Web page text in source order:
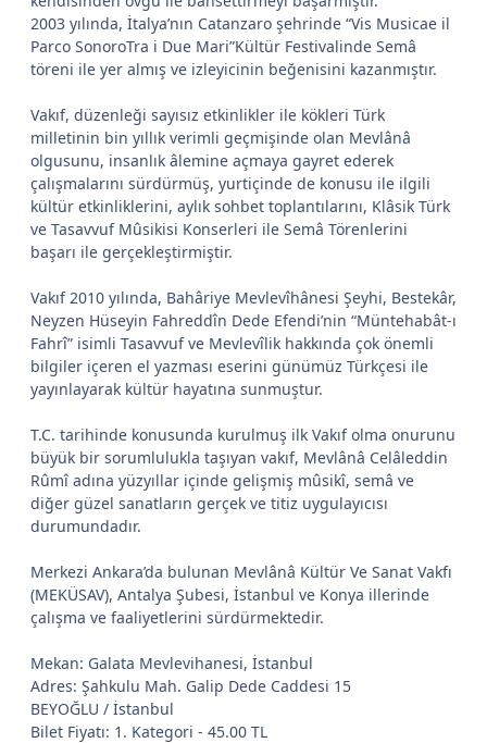
2003 yılında, İtalya’nın Catanzaro şehrinde “Vis Musicae il
Parco SonoroTra i Due Mari”Kültür Festivalinde Semâ
töreni ile yer almış ve izleyicinin beğenisini kazanmıştır.
Vakıf, düzenleği sayısız etkinlikler ile kökleri Türk
milletinin bin yıllık verimli geçmişinde olan Mevlânâ
olgusunu, insanlık âlemine açmaya gayret ederek
çalışmalarını sürdürmüş, yurtiçinde de konusu ile ilgili
kültür etkinliklerini, aylık sohbet toplantılarını, Klâsik Türk
ve Tasavvuf Mûsikisi Konserleri ile Semâ Törenlerini
başarı ile gerçekleştirmiştir.
Vakıf 2010 yılında, Bahâriye Mevlevîhânesi Şeyhi, Bestekâr,
Neyzen Hüseyin Fahreddîn Dede Efendi’nin “Müntehabât-ı
Fahrî” isimli Tasavvuf ve Mevlevîlik hakkında çok önemli
bilgiler içeren el yazması eserini günümüz Türkçesi ile
yayınlayarak kültür hayatına sunmuştur.
T.C. tarihinde konusunda kurulmuş ilk Vakıf olma onurunu
büyük bir sorumlulukla taşıyan vakıf, Mevlânâ Celâleddin
Rûmî adına yüzyıllar içinde gelişmiş mûsikî, semâ ve
diğer güzel sanatların gerçek ve titiz uygulayıcısı
durumundadır.
Merkezi Ankara’da bulunan Mevlânâ Kültür Ve Sanat Vakfı
(MEKÜSAV), Antalya Şubesi, İstanbul ve Konya illerinde
çalışma ve faaliyetlerini sürdürmektedir.
Mekan: Galata Mevlevihanesi, İstanbul
Adres: Şahkulu Mah. Galip Dede Caddesi 15
BEYOĞLU / İstanbul
Bilet Fiyatı: 1. Kategori - 45.00 TL